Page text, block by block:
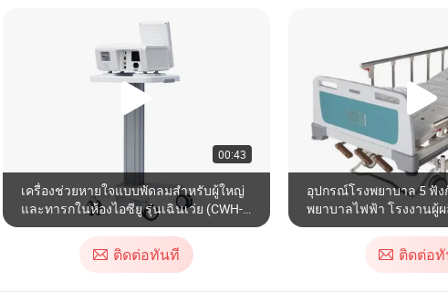
00:43
เครื่องช่วยหายใจแบบพัดลมสำหรับผู้ใหญ่
และทารกในห้องไอซียู รุ่นเฉินเว่ย (CWH-
8010) พร้อมการบำบัดด้วยการไหลสูง
ติดต่อทันที
อุปกรณ์โรงพยาบาล 5 ฟัง
พยาบาลไฟฟ้า โรงงานผู้
โรงงาน
ติดต่อ